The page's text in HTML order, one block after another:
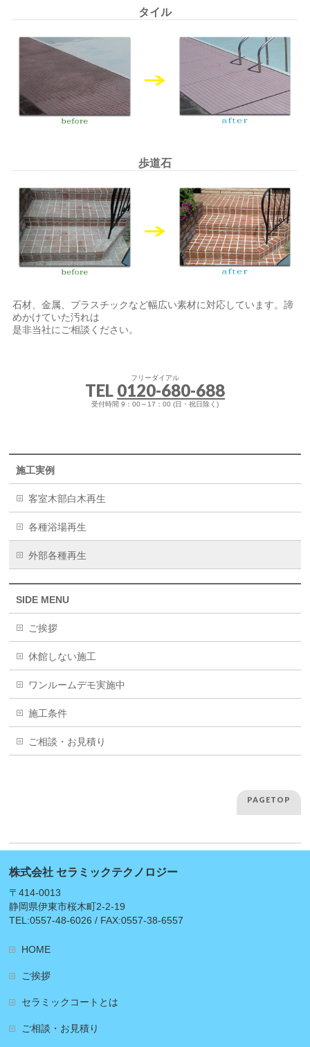
タイル
歩道石
石材、金属、プラスチックなど幅広い素材に対応しています。諦
めかけていた汚れは
是非当社にご相談ください。
フリーダイアル
TEL 0120-680-688
受付時間 9：00～17：00 (日・祝日除く)
施工実例
客室木部白木再生
各種浴場再生
外部各種再生
SIDE MENU
ご挨拶
休館しない施工
ワンルームデモ実施中
施工条件
ご相談・お見積り
PAGETOP
株式会社 セラミックテクノロジー
〒414-0013
静岡県伊東市桜木町2-2-19
TEL:0557-48-6026 / FAX:0557-38-6557
HOME
ご挨拶
セラミックコートとは
ご相談・お見積り